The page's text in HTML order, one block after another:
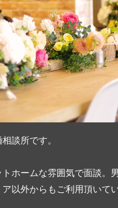
談所です。
ホームな雰囲気で面談。
以外からもご利用頂いてい